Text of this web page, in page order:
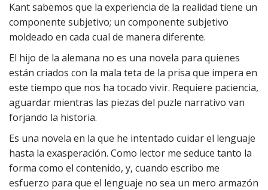
Kant sabemos que la experiencia de la realidad tiene un
componente subjetivo; un componente subjetivo
moldeado en cada cual de manera diferente.
El hijo de la alemana no es una novela para quienes
están criados con la mala teta de la prisa que impera en
este tiempo que nos ha tocado vivir. Requiere paciencia,
aguardar mientras las piezas del puzle narrativo van
forjando la historia.
Es una novela en la que he intentado cuidar el lenguaje
hasta la exasperación. Como lector me seduce tanto la
forma como el contenido, y, cuando escribo me
esfuerzo para que el lenguaje no sea un mero armazón